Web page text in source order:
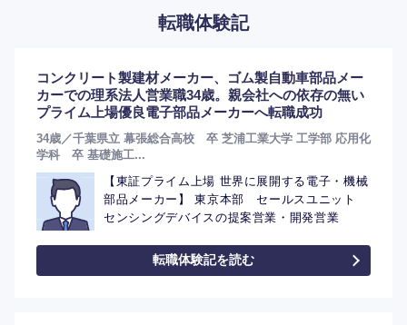
転職体験記
コンクリート製建材メーカー、ゴム製自動車部品メー
カーでの理系法人営業職34歳。親会社への依存の無い
プライム上場優良電子部品メーカーへ転職成功
34歳／千葉県立 幕張総合高校 卒 芝浦工業大学 工学部 応用化
学科 卒 基礎施工...
【東証プライム上場 世界に展開する電子・機械
部品メーカー】 東京本部 セールスユニット
センシングデバイスの提案営業・開発営業
転職体験記を読む